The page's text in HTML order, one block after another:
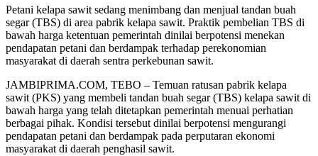
Petani kelapa sawit sedang menimbang dan menjual tandan buah
segar (TBS) di area pabrik kelapa sawit. Praktik pembelian TBS di
bawah harga ketentuan pemerintah dinilai berpotensi menekan
pendapatan petani dan berdampak terhadap perekonomian
masyarakat di daerah sentra perkebunan sawit.
JAMBIPRIMA.COM, TEBO – Temuan ratusan pabrik kelapa
sawit (PKS) yang membeli tandan buah segar (TBS) kelapa sawit di
bawah harga yang telah ditetapkan pemerintah menuai perhatian
berbagai pihak. Kondisi tersebut dinilai berpotensi mengurangi
pendapatan petani dan berdampak pada perputaran ekonomi
masyarakat di daerah penghasil sawit.